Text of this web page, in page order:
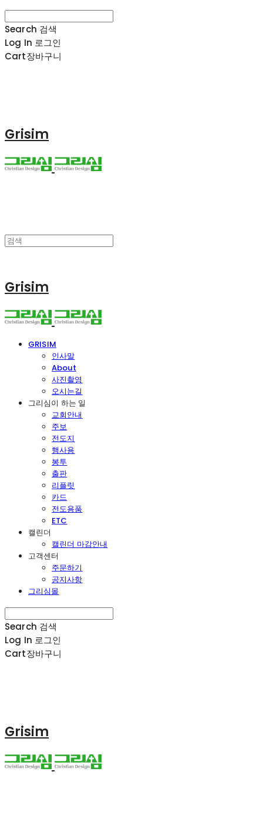
Search 검색
Log In 로그인
Cart장바구니
Grisim
Grisim
GRISIM
인사말
About
사진촬영
오시는길
그리심이 하는 일
교회안내
주보
전도지
행사용
봉투
출판
리플릿
카드
전도용품
ETC
캘린더
캘린더 마감안내
고객센터
주문하기
공지사항
그리심몰
Search 검색
Log In 로그인
Cart장바구니
Grisim